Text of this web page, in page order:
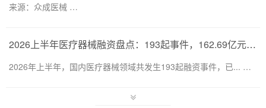
来源：众成医械 …
2026上半年医疗器械融资盘点：193起事件，162.69亿元流向何处？
2026年上半年，国内医疗器械领域共发生193起融资事件，已... …